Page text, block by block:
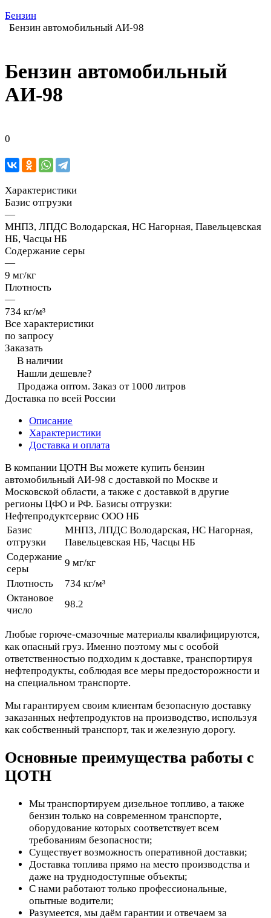
Бензин
Бензин автомобильный АИ-98
Бензин автомобильный
АИ-98
0
Характеристики
Базис отгрузки
—
МНПЗ, ЛПДС Володарская, НС Нагорная, Павельцевская
НБ, Часцы НБ
Содержание серы
—
9 мг/кг
Плотность
—
734 кг/м³
Все характеристики
по запросу
Заказать
В наличии
Нашли дешевле?
Продажа оптом. Заказ от 1000 литров
Доставка по всей России
Описание
Характеристики
Доставка и оплата
В компании ЦОТН Вы можете купить бензин
автомобильный АИ-98 с доставкой по Москве и
Московской области, а также с доставкой в другие
регионы ЦФО и РФ. Базисы отгрузки:
Нефтепродуктсервис ООО НБ
Базис
отгрузки
МНПЗ, ЛПДС Володарская, НС Нагорная,
Павельцевская НБ, Часцы НБ
Содержание
серы
9 мг/кг
Плотность
734 кг/м³
Октановое
число
98.2
Любые горюче-смазочные материалы квалифицируются,
как опасный груз. Именно поэтому мы с особой
ответственностью подходим к доставке, транспортируя
нефтепродукты, соблюдая все меры предосторожности и
на специальном транспорте.
Мы гарантируем своим клиентам безопасную доставку
заказанных нефтепродуктов на производство, используя
как собственный транспорт, так и железную дорогу.
Основные преимущества работы с
ЦОТН
Мы транспортируем дизельное топливо, а также
бензин только на современном транспорте,
оборудование которых соответствует всем
требованиям безопасности;
Существует возможность оперативной доставки;
Доставка топлива прямо на место производства и
даже на труднодоступные объекты;
С нами работают только профессиональные,
опытные водители;
Разумеется, мы даём гарантии и отвечаем за